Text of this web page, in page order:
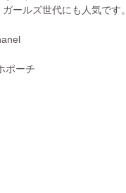
ールズ世代にも人気です。
ポーチ